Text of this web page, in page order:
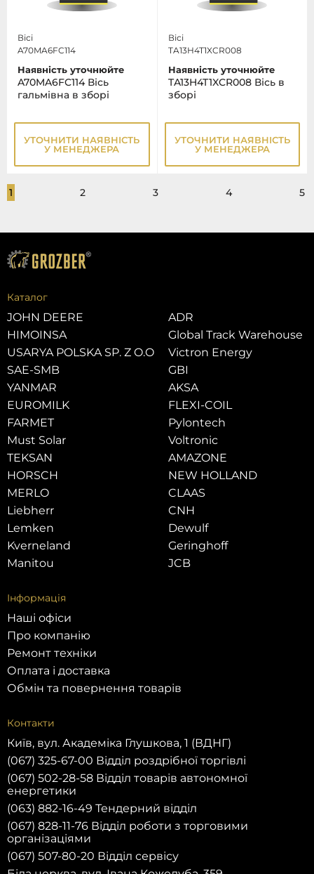
Вісі
A70MA6FC114
Наявність уточнюйте
A70MA6FC114 Вісь
гальмівна в зборі
УТОЧНИТИ НАЯВНІСТЬ
У МЕНЕДЖЕРА
Вісі
TA13H4T1XCR008
Наявність уточнюйте
TA13H4T1XCR008 Вісь в
зборі
УТОЧНИТИ НАЯВНІСТЬ
У МЕНЕДЖЕРА
1 2 3 4 5
Каталог
JOHN DEERE
HIMOINSA
USARYA POLSKA SP. Z O.O
SAE-SMB
YANMAR
EUROMILK
FARMET
Must Solar
TEKSAN
HORSCH
MERLO
Liebherr
Lemken
Kverneland
Manitou
ADR
Global Track Warehouse
Victron Energy
GBI
AKSA
FLEXI-COIL
Pylontech
Voltronic
AMAZONE
NEW HOLLAND
CLAAS
CNH
Dewulf
Geringhoff
JCB
Інформація
Наші офіси
Про компанію
Ремонт техніки
Оплата і доставка
Обмін та повернення товарів
Контакти
Київ, вул. Академіка Глушкова, 1 (ВДНГ)
(067) 325-67-00 Відділ роздрібної торгівлі
(067) 502-28-58 Відділ товарів автономної
енергетики
(063) 882-16-49 Тендерний відділ
(067) 828-11-76 Відділ роботи з торговими
організаціями
(067) 507-80-20 Відділ сервісу